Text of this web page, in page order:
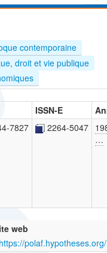
contemporaine
droit et vie publique
ISSN-E
7827 2264-5047
…
web
https://polaf.hypotheses.org/